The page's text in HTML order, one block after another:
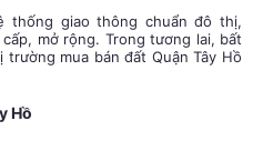
thống giao thông chuẩn đô thị,
mở rộng. Trong tương lai, bất
mua bán đất Quận Tây Hồ
Hồ